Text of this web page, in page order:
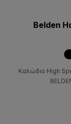
Belden
Καλώδιο High